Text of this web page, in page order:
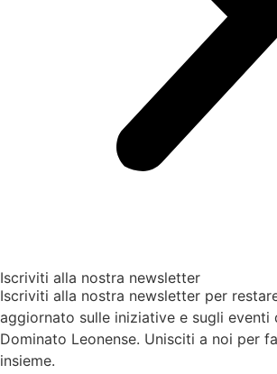
Iscriviti alla nostra newsletter
Iscriviti alla nostra newsletter per
aggiornato sulle iniziative e sugli eventi
Dominato Leonense. Unisciti a noi per
insieme.